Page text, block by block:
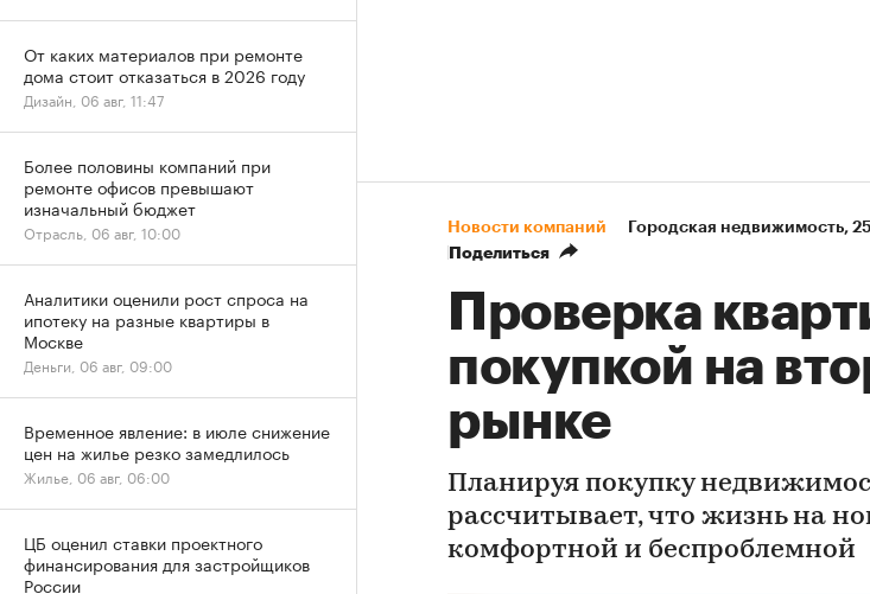
Новости компаний Городская недвижимость⁠,
Поделиться
Проверка
покупкой на
рынке
Планируя покупку
рассчитывает, что жизнь на
комфортной и беспроблемной
От каких материалов при ремонте
дома стоит отказаться в 2026 году
Дизайн, 06 авг, 11:47
Более половины компаний при
ремонте офисов превышают
изначальный бюджет
Отрасль, 06 авг, 10:00
Аналитики оценили рост спроса на
ипотеку на разные квартиры в
Москве
Деньги, 06 авг, 09:00
Временное явление: в июле снижение
цен на жилье резко замедлилось
Жилье, 06 авг, 06:00
ЦБ оценил ставки проектного
финансирования для застройщиков
России